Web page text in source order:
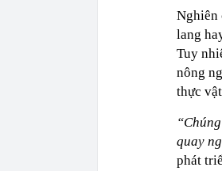
Nghiên
lang
Tuy
nông
thực
quay
phát